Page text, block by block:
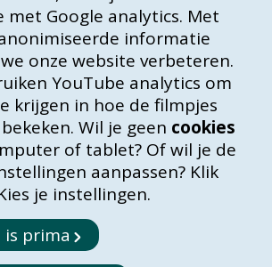
met Google analytics. Met
informatie
onze website verbeteren.
YouTube analytics om
krijgen in hoe de filmpjes
Wil je geen cookies
of tablet? Of wil je de
aanpassen? Klik
je instellingen.
is prima